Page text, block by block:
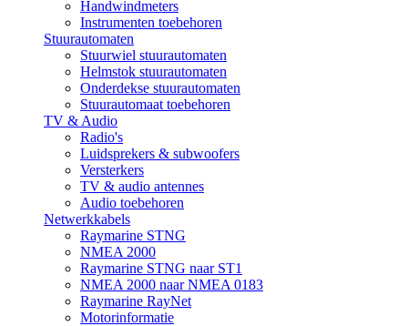
Handwindmeters
Instrumenten toebehoren
Stuurautomaten
Stuurwiel stuurautomaten
Helmstok stuurautomaten
Onderdekse stuurautomaten
Stuurautomaat toebehoren
TV & Audio
Radio's
Luidsprekers & subwoofers
Versterkers
TV & audio antennes
Audio toebehoren
Netwerkkabels
Raymarine STNG
NMEA 2000
Raymarine STNG naar ST1
NMEA 2000 naar NMEA 0183
Raymarine RayNet
Motorinformatie